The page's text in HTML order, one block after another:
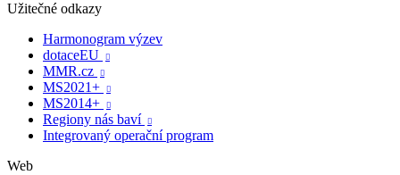
Užitečné odkazy
Harmonogram výzev
dotaceEU

MMR.cz 
MS2021+ 
MS2014+ 
Regiony nás baví 
Integrovaný operační program
Web